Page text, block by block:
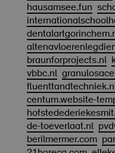
hausamsee.fun
braunforprojects.nl
vbbc.nl
centum.website-
de-toeverlaat.nl
berilmermer.com